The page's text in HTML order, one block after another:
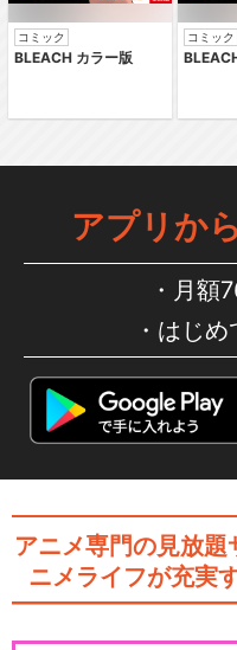
コミック
BLEACH カラー版
コミック
アプリか
月額
はじめ
アニメ専門の見放題
ニメライフが充実